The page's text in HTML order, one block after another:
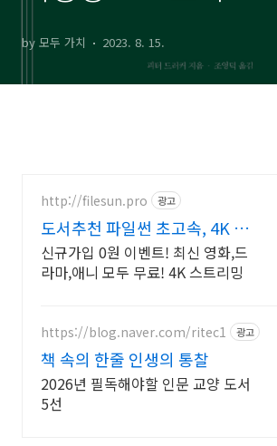
by 모두 가치 2023. 8. 15.
http://filesun.pro 광고
도서추천 파일썬 초고속, 4K 실
시간 보기!
신규가입 0원 이벤트! 최신 영화,드
라마,애니 모두 무료! 4K 스트리밍
https://blog.naver.com/ritec1 광고
책 속의 한줄 인생의 통찰
2026년 필독해야할 인문 교양 도서
5선